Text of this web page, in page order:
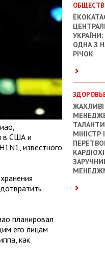
ОДНА З
РІЧОК
ЖАХЛИВІ
МІНІСТР
в США и
известного
планировал
его лицам
как